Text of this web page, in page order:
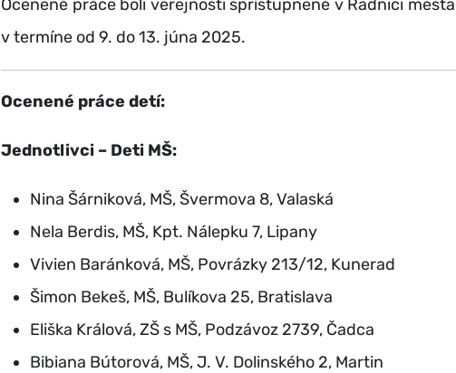
Ocenené práce boli verejnosti sprístupnené v Radnici
v termíne od 9. do 13. júna 2025.
Ocenené práce detí:
Jednotlivci – Deti MŠ:
Nina Šárniková, MŠ, Švermova 8, Valaská
Nela Berdis, MŠ, Kpt. Nálepku 7, Lipany
Vivien Baránková, MŠ, Povrázky 213/12, Kunerad
Šimon Bekeš, MŠ, Bulíkova 25, Bratislava
Eliška Králová, ZŠ s MŠ, Podzávoz 2739, Čadca
Bibiana Bútorová, MŠ, J. V. Dolinského 2, Martin